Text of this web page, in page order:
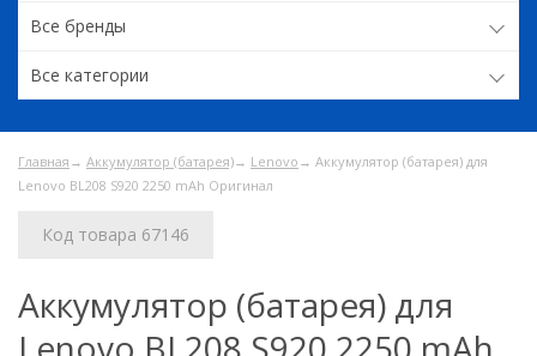
Все бренды
Все категории
Главная → Аккумулятор (батарея)→ Lenovo → Аккумулятор (батарея) для
Lenovo BL208 S920 2250 mAh Оригинал
Код товара 67146
Аккумулятор (батарея) для